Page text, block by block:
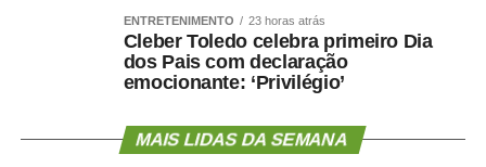
ENTRETENIMENTO 23 horas atrás
Cleber Toledo celebra primeiro Dia
dos Pais com declaração
emocionante: ‘Privilégio’
MAIS LIDAS DA SEMANA